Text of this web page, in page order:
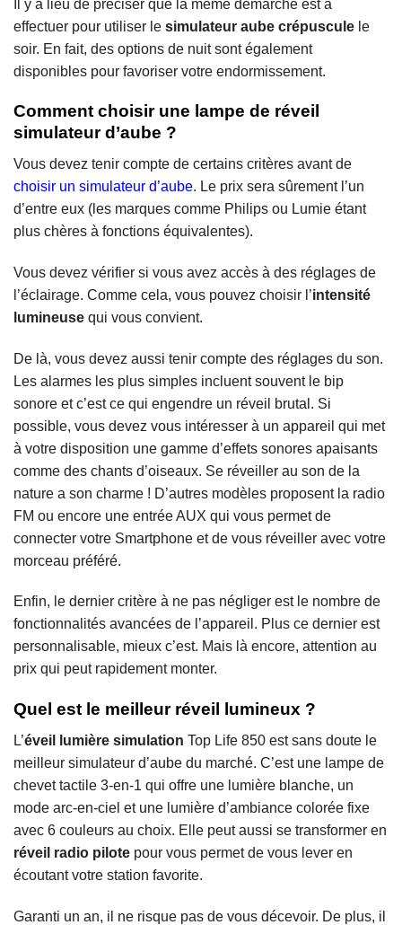
Il y a lieu de préciser que la même démarche est à
effectuer pour utiliser le simulateur aube crépuscule le
soir. En fait, des options de nuit sont également
disponibles pour favoriser votre endormissement.
Comment choisir une lampe de réveil
simulateur d’aube ?
Vous devez tenir compte de certains critères avant de
choisir un simulateur d’aube. Le prix sera sûrement l’un
d’entre eux (les marques comme Philips ou Lumie étant
plus chères à fonctions équivalentes).
Vous devez vérifier si vous avez accès à des réglages de
l’éclairage. Comme cela, vous pouvez choisir l’intensité
lumineuse qui vous convient.
De là, vous devez aussi tenir compte des réglages du son.
Les alarmes les plus simples incluent souvent le bip
sonore et c’est ce qui engendre un réveil brutal. Si
possible, vous devez vous intéresser à un appareil qui met
à votre disposition une gamme d’effets sonores apaisants
comme des chants d’oiseaux. Se réveiller au son de la
nature a son charme ! D’autres modèles proposent la radio
FM ou encore une entrée AUX qui vous permet de
connecter votre Smartphone et de vous réveiller avec votre
morceau préféré.
Enfin, le dernier critère à ne pas négliger est le nombre de
fonctionnalités avancées de l’appareil. Plus ce dernier est
personnalisable, mieux c’est. Mais là encore, attention au
prix qui peut rapidement monter.
Quel est le meilleur réveil lumineux ?
L’éveil lumière simulation Top Life 850 est sans doute le
meilleur simulateur d’aube du marché. C’est une lampe de
chevet tactile 3-en-1 qui offre une lumière blanche, un
mode arc-en-ciel et une lumière d’ambiance colorée fixe
avec 6 couleurs au choix. Elle peut aussi se transformer en
réveil radio pilote pour vous permet de vous lever en
écoutant votre station favorite.
Garanti un an, il ne risque pas de vous décevoir. De plus, il